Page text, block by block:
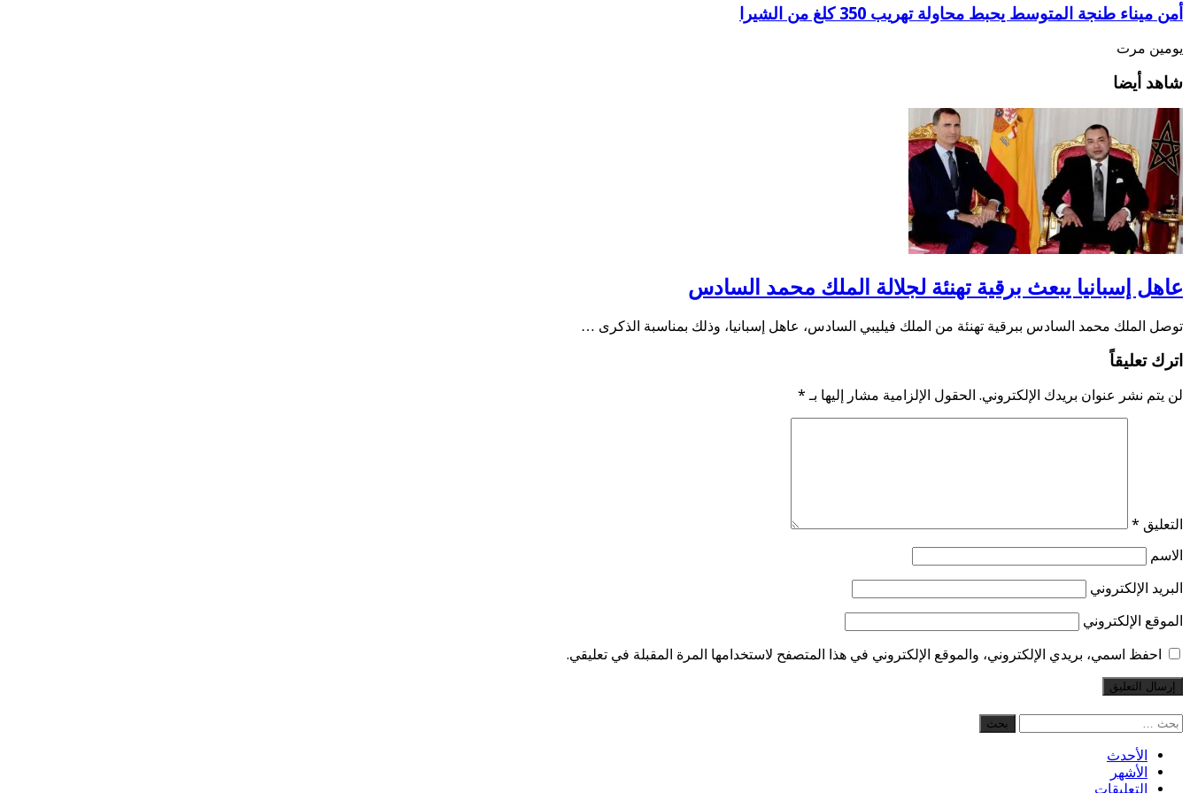
أمن ميناء طنجة المتوسط يحبط محاولة تهريب 350 كلغ من الشيرا
يومين مرت
شاهد أيضا
عاهل إسبانيا يبعث برقية تهنئة لجلالة الملك محمد السادس
توصل الملك محمد السادس ببرقية تهنئة من الملك فيليبي السادس، عاهل إسبانيا، وذلك بمناسبة الذكرى …
اترك تعليقاً
لن يتم نشر عنوان بريدك الإلكتروني. الحقول الإلزامية مشار إليها بـ *
التعليق *
الاسم
البريد الإلكتروني
الموقع الإلكتروني
احفظ اسمي، بريدي الإلكتروني، والموقع الإلكتروني في هذا المتصفح لاستخدامها المرة المقبلة في تعليقي.
البحث
عن:
الأحدث
الأشهر
التعليقات